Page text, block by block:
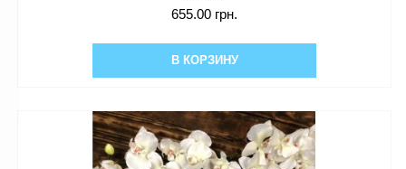
655.00 грн.
В КОРЗИНУ